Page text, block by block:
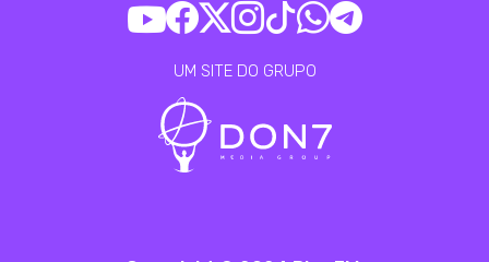
UM SITE DO GRUPO